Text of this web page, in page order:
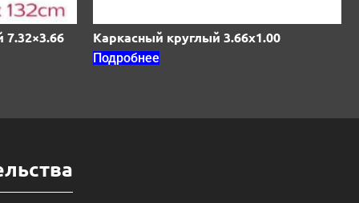
Каркасный круглый 3.66х1.00
Подробнее